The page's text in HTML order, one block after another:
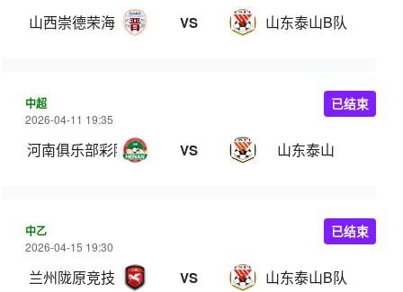
山西崇德荣海 VS 山东泰山B队
中超
2026-04-11 19:35
河南俱乐部彩陶坊 VS 山东泰山
已结束
中乙
2026-04-15 19:30
兰州陇原竞技 VS 山东泰山B队
已结束